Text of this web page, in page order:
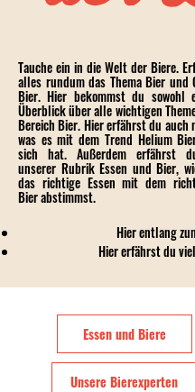
Tauche ein in die Welt der Biere.
alles rundum das Thema Bier und
Bier. Hier bekommst du sowohl
Überblick über alle wichtigen
Bereich Bier. Hier erfährst du auch
was es mit dem Trend Helium
sich hat. Außerdem erfährst
unserer Rubrik Essen und Bier,
das richtige Essen mit dem
Bier abstimmst.
Hier entlang
Hier erfährst du
Essen und Biere
Unsere Bierexperten